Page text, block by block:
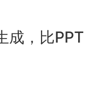
成，比PPT